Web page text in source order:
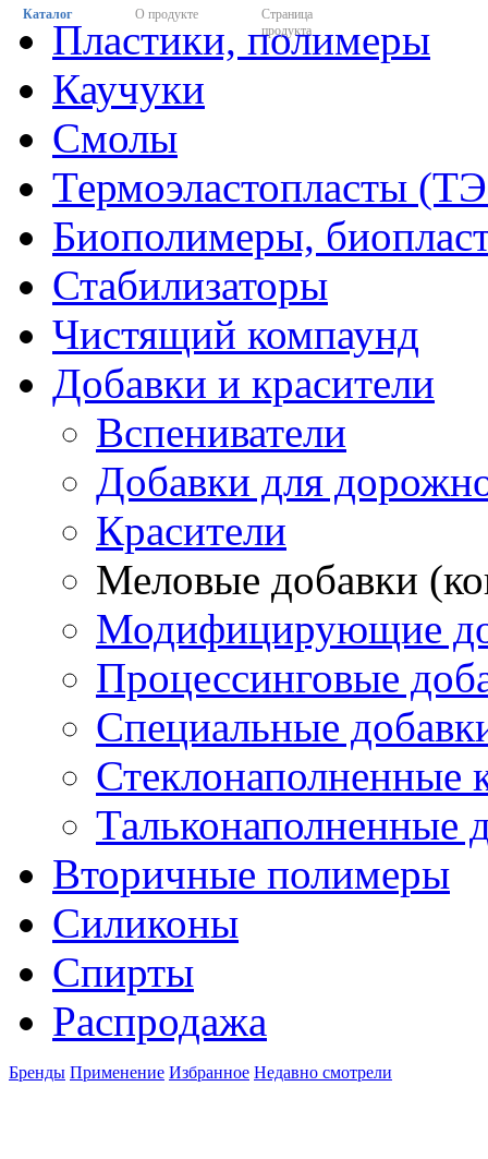
Каталог О продукте
Страница
продукта
Пластики, полимеры
Каучуки
Смолы
Термоэластопласты
Биополимеры,
Стабилизаторы
Чистящий компаунд
Добавки и красители
Вспениватели
Добавки для
Красители
Меловые добавки
Модифицирующие
Процессинговые
Специальные
Стеклонаполненные
Тальконаполненные
Вторичные полимеры
Силиконы
Спирты
Распродажа
Бренды Применение Избранное Недавно смотрели